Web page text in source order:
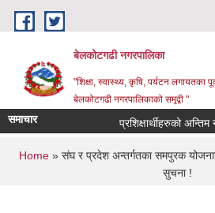
Skip to main content
बेलकोटगढी नगरपालिका
"शिक्षा, स्वास्थ्य, कृषि, पर्यटन लगायतका
बेलकोटगढी नगरपालिकाको समृद्वी "
समाचार प्रशिक्षार्थीहरुको अन्तिम
You are here
Home » संघ र प्रदेश अन्तर्गतका समपुरक
सुचना !